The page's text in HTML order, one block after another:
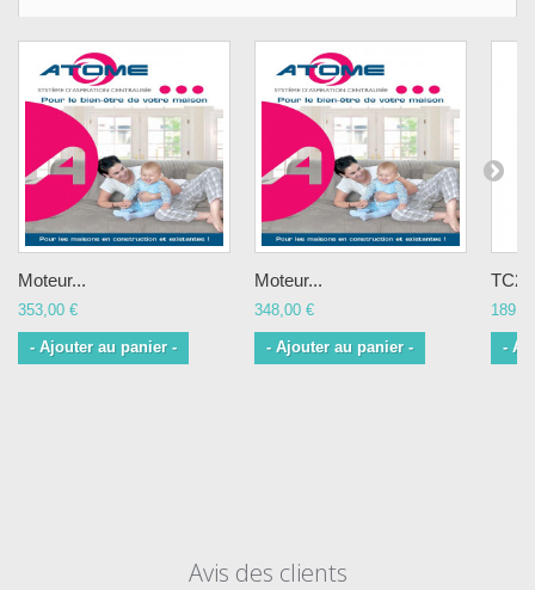
Moteur...
353,00 €
- Ajouter au panier -
Moteur...
348,00 €
- Ajouter au panier - -
Avis des clients